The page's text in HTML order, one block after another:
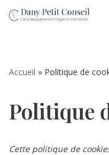
Accueil » Politique de
Politique
Cette politique de